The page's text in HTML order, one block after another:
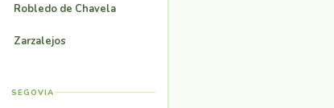
Robledo de Chavela
Zarzalejos
SEGOVIA